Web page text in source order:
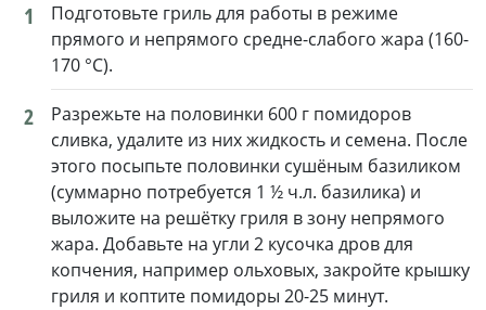
1
Подготовьте гриль для работы в режиме
прямого и непрямого средне-слабого жара (160-
170 °C).
2
Разрежьте на половинки 600 г помидоров
сливка, удалите из них жидкость и семена. После
этого посыпьте половинки сушёным базиликом
(суммарно потребуется 1 ½ ч.л. базилика) и
выложите на решётку гриля в зону непрямого
жара. Добавьте на угли 2 кусочка дров для
копчения, например ольховых, закройте крышку
гриля и коптите помидоры 20-25 минут.